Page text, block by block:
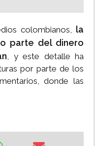
colombianos, la
parte del dinero
, y este detalle ha
por parte de los
donde las